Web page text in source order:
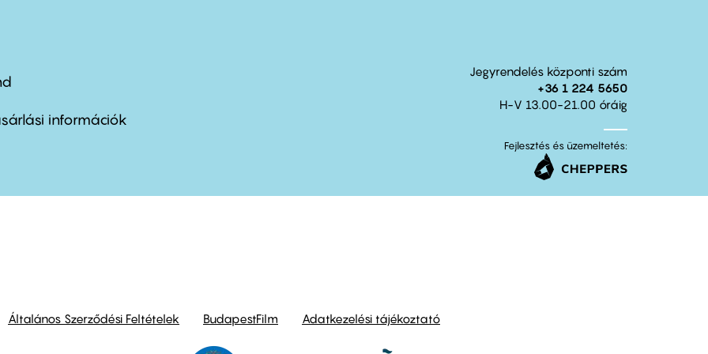
információk
Jegyrendelés központi szám
+36 1 224 5650
H-V 13.00-21.00 óráig
Fejlesztés és üzemeltetés:
Általános Szerződési Feltételek BudapestFilm Adatkezelési tájékoztató